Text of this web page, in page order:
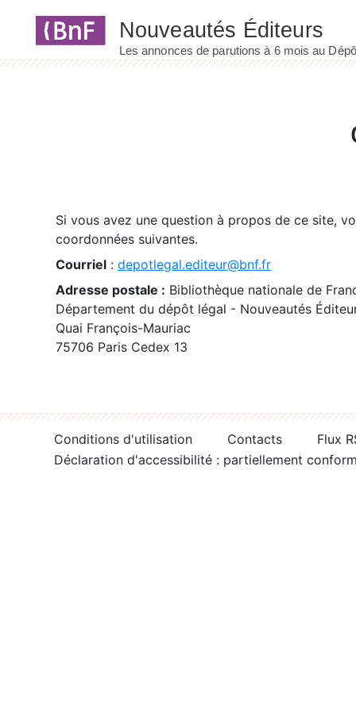
Si vous avez une question à propos de ce site,
coordonnées suivantes.
Courriel : depotlegal.editeur@bnf.fr
Adresse postale : Bibliothèque nationale de
Département du dépôt légal - Nouveautés
Quai François-Mauriac
75706 Paris Cedex 13
Conditions d'utilisation Contacts
Flux
Déclaration d'accessibilité : partiellement